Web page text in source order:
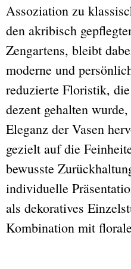
Assoziation zu
den akribisch
Zengartens, bleibt
moderne und
reduzierte Floristik,
dezent gehalten
Eleganz der Vasen
gezielt auf die
bewusste
individuelle
als dekoratives
Kombination mit